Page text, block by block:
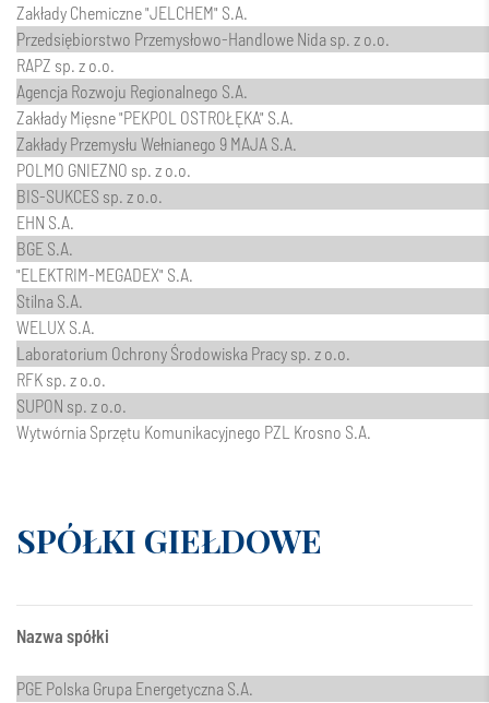
Zakłady Chemiczne "JELCHEM" S.A.
Przedsiębiorstwo Przemysłowo-Handlowe Nida sp. z o.o.
RAPZ sp. z o.o.
Agencja Rozwoju Regionalnego S.A.
Zakłady Mięsne "PEKPOL OSTROŁĘKA" S.A.
Zakłady Przemysłu Wełnianego 9 MAJA S.A.
POLMO GNIEZNO sp. z o.o.
BIS-SUKCES sp. z o.o.
EHN S.A.
BGE S.A.
"ELEKTRIM-MEGADEX" S.A.
Stilna S.A.
WELUX S.A.
Laboratorium Ochrony Środowiska Pracy sp. z o.o.
RFK sp. z o.o.
SUPON sp. z o.o.
Wytwórnia Sprzętu Komunikacyjnego PZL Krosno S.A.
SPÓŁKI GIEŁDOWE
Nazwa spółki
PGE Polska Grupa Energetyczna S.A.